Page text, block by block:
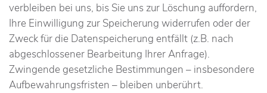
verbleiben bei uns, bis Sie uns zur Löschung auffordern,
Ihre Einwilligung zur Speicherung widerrufen oder der
Zweck für die Datenspeicherung entfällt (z.B. nach
abgeschlossener Bearbeitung Ihrer Anfrage).
Zwingende gesetzliche Bestimmungen – insbesondere
Aufbewahrungsfristen – bleiben unberührt.